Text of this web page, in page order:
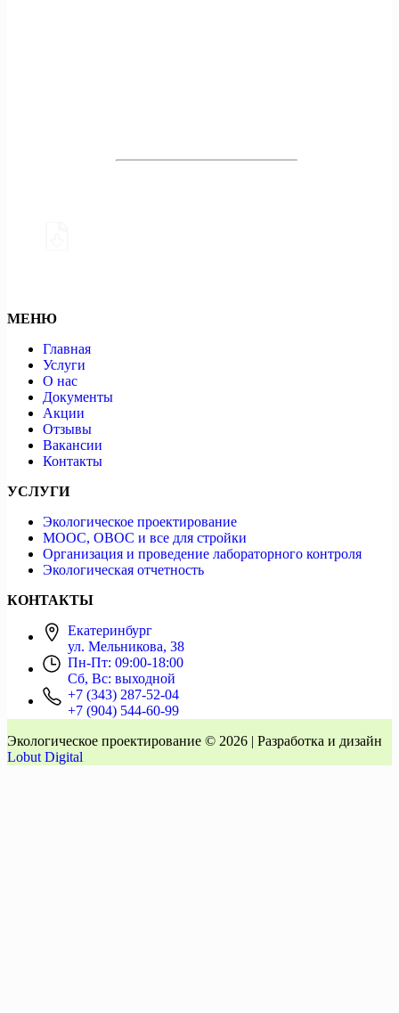
МЕНЮ
Главная
Услуги
О нас
Документы
Акции
Отзывы
Вакансии
Контакты
УСЛУГИ
Экологическое проектирование
МООС, ОВОС и все для стройки
Организация и проведение лабораторного контроля
Экологическая отчетность
КОНТАКТЫ
Екатеринбург
ул. Мельникова, 38
Пн-Пт: 09:00-18:00
Сб, Вс: выходной
+7 (343) 287-52-04
+7 (904) 544-60-99
Экологическое проектирование © 2026 | Разработка и дизайн
Lobut Digital